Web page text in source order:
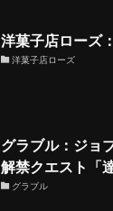
洋菓子店ローズ
洋菓子店ローズ
グラブル：ジョ
解禁クエスト「
グラブル